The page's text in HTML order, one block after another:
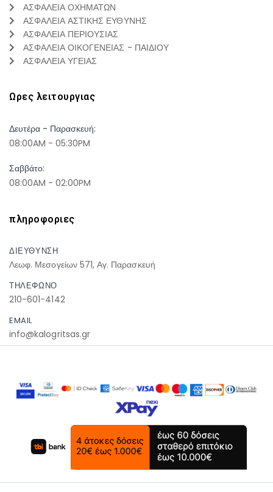
ΑΣΦΑΛΕΙΑ ΟΧΗΜΑΤΩΝ
ΑΣΦΑΛΕΙΑ ΑΣΤΙΚΗΣ ΕΥΘΥΝΗΣ
ΑΣΦΑΛΕΙΑ ΠΕΡΙΟΥΣΙΑΣ
ΑΣΦΑΛΕΙΑ ΟΙΚΟΓΕΝΕΙΑΣ - ΠΑΙΔΙΟΥ
ΑΣΦΑΛΕΙΑ ΥΓΕΙΑΣ
Ωρες λειτουργιας
Δευτέρα - Παρασκευή:
08:00AM - 05:30PM
Σαββάτο:
08:00AM - 02:00PM
πληροφοριες
ΔΙΕΥΘΥΝΣΗ
Λεωφ. Μεσογείων 571, Αγ. Παρασκευή
ΤΗΛΕΦΩΝΟ
210-601-4142
EMAIL
info@kalogritsas.gr